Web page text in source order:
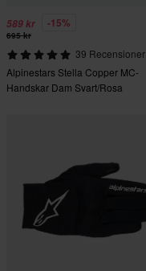
589 kr -15%
695 kr
39 Recensioner
Alpinestars Stella Copper MC-
Handskar Dam Svart/Rosa